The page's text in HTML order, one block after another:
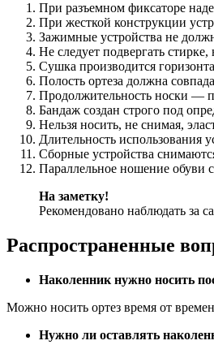
При разъемном фиксаторе
При жесткой конструкции
Зажимные устройства не
Не следует подвергать
Сушка производится
Полость ортеза должна
Продолжительность носки —
Бандаж создан строго под
Нельзя носить, не снимая,
Длительность использования
Сборные устройства
Параллельное ношение обуви
На заметку!
Рекомендовано наблюдать за
Распространенные
Наколенник нужно носить
Можно носить ортез время от
Нужно ли оставлять